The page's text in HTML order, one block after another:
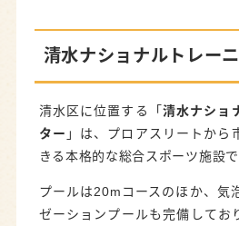
清水ナショナルトレー
清水区に位置する「 清水ナショ
ター 」は、プロアスリートから
きる本格的な総合スポーツ施設で
プールは20mコースのほか、気
ゼーションプールも完備してお